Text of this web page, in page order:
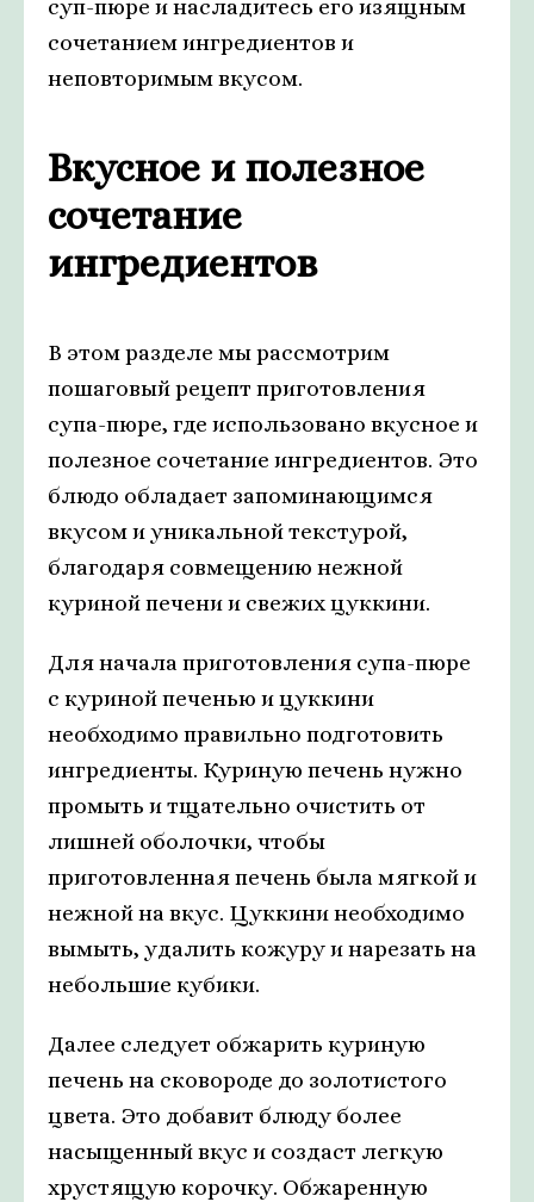
суп-пюре и насладитесь его изящным
сочетанием ингредиентов и
неповторимым вкусом.
Вкусное и полезное
сочетание
ингредиентов
В этом разделе мы рассмотрим
пошаговый рецепт приготовления
супа-пюре, где использовано вкусное и
полезное сочетание ингредиентов. Это
блюдо обладает запоминающимся
вкусом и уникальной текстурой,
благодаря совмещению нежной
куриной печени и свежих цуккини.
Для начала приготовления супа-пюре
с куриной печенью и цуккини
необходимо правильно подготовить
ингредиенты. Куриную печень нужно
промыть и тщательно очистить от
лишней оболочки, чтобы
приготовленная печень была мягкой и
нежной на вкус. Цуккини необходимо
вымыть, удалить кожуру и нарезать на
небольшие кубики.
Далее следует обжарить куриную
печень на сковороде до золотистого
цвета. Это добавит блюду более
насыщенный вкус и создаст легкую
хрустящую корочку. Обжаренную